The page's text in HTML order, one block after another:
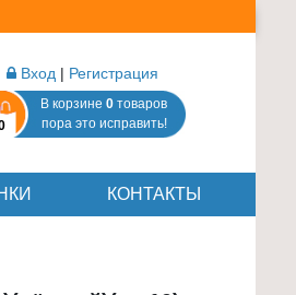
Вход | Регистрация
В корзине0 товаров
пора это исправить!
КОНТАКТЫ